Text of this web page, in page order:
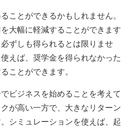
ことができるかもしれません。
大幅に軽減することができます
ずしも得られるとは限りませ
えば、奨学金を得られなかった
ことができます。
ビジネスを始めることを考えて
が高い一方で、大きなリターン
シミュレーションを使えば、起